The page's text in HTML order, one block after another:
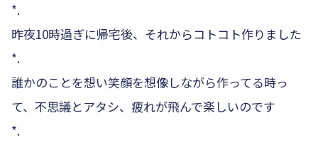
*.
昨夜10時過ぎに帰宅後、それからコトコト作りました
*.
誰かのことを想い笑顔を想像しながら作ってる時っ
て、不思議とアタシ、疲れが飛んで楽しいのです
*.